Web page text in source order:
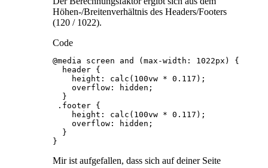
Höhen-/Breitenverhältnis des Headers/Footers
(120 / 1022).
Code
}
Mir ist aufgefallen, dass sich auf deiner Seite